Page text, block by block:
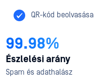
QR-kód
99.98%
Észlelési arány
Spam és adathalász